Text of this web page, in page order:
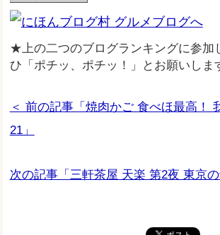
★上の二つのブログランキングに参加
ひ「ポチッ、ポチッ！」とお願いしま
＜ 前の記事「焼肉かご 食べほ最高！
21」
次の記事「三軒茶屋 天楽 第2夜 東京